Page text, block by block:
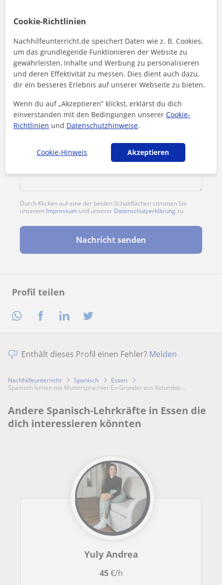
Profil teilen
Durch Klicken auf eine der beiden Schaltflächen stimmen Sie
unserem Impressum und unserer Datenschutzerklärung zu
Nachricht senden
Enthält dieses Profil einen Fehler? Melden
Nachhilfeunterricht Spanisch
Essen
Spanisch lernen mit Muttersprachler Ex-Gründer aus Kolumbie...
Andere Spanisch-Lehrkräfte in Essen die
dich interessieren könnten
Yuly Andrea
45€/h
Cookie-Richtlinien
Nachhilfeunterricht.de speichert Daten wie z. B. Cookies,
um das grundlegende Funktionieren der Website zu
gewährleisten, Inhalte und Werbung zu personalisieren
und deren Effektivität zu messen. Dies dient auch dazu,
dir ein besseres Erlebnis auf unserer Webseite zu bieten.
Wenn du auf „Akzeptieren” klickst, erklärst du dich
einverstanden mit den Bedingungen unsererCookie-
Richtlinien und Datenschutzhinweise.
Cookie-Hinweis Akzeptieren